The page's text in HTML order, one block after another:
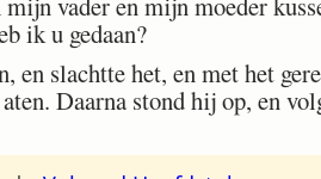
ik u gedaan?
en slachtte het, en met het
Daarna stond hij op, en